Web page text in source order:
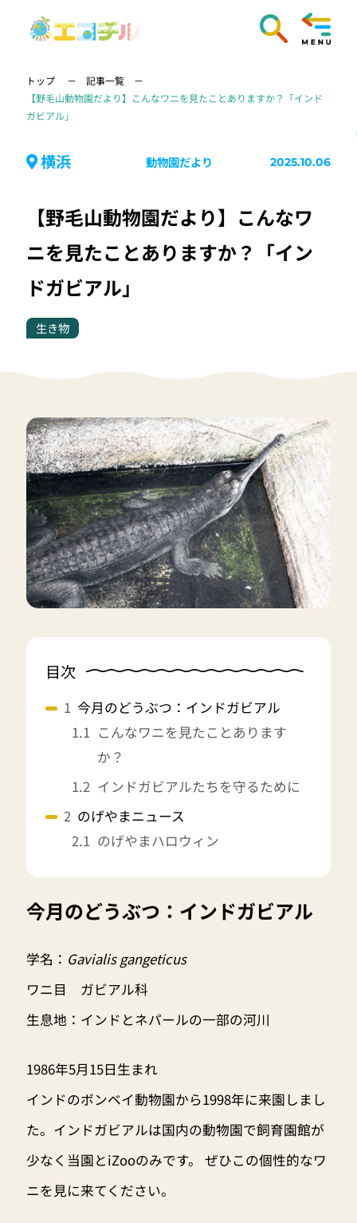
トップ
記事一覧
【野毛山動物園だより】こんなワニを見たことありますか？「インド
ガビアル」
横浜 動物園だより 2025.10.06
【野毛山動物園だより】こんなワ
ニを見たことありますか？「イン
ドガビアル」
生き物
目次
今月のどうぶつ：インドガビアル
こんなワニを見たことあります
か？
インドガビアルたちを守るために
のげやまニュース
のげやまハロウィン
今月のどうぶつ：インドガビアル
学名： Gavialis gangeticus
ワニ目 ガビアル科
生息地：インドとネパールの一部の河川
1986年5月15日生まれ
インドのボンベイ動物園から1998年に来園しまし
た。インドガビアルは国内の動物園で飼育園館が
少なく当園とiZooのみです。 ぜひこの個性的なワ
ニを見に来てください。